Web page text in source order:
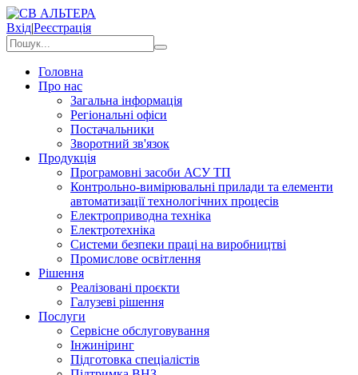
Вхід|Реєстрація
Головна
Про нас
Загальна інформація
Регіональні офіси
Постачальники
Зворотний зв'язок
Продукція
Програмовні засоби АСУ ТП
Контрольно-вимірювальні прилади та елементи
автоматизації технологічних процесів
Електроприводна техніка
Електротехніка
Системи безпеки праці на виробництві
Промислове освітлення
Рішення
Реалізовані проєкти
Галузеві рішення
Послуги
Сервісне обслуговування
Інжиніринг
Підготовка спеціалістів